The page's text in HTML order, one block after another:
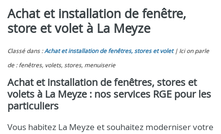
Achat et installation de fenêtre,
store et volet à La Meyze
Classé dans :Achat et installation de fenêtres, stores et volet
Ici on parle
de : fenêtres, volets, stores, menuiserie
Achat et installation de fenêtres, stores et
volets à La Meyze : nos services RGE pour les
particuliers
Vous habitez La Meyze et souhaitez moderniser votre